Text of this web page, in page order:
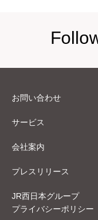
お問い合わせ
サービス
会社案内
プレスリリース
JR西日本グループ
プライバシーポリシー